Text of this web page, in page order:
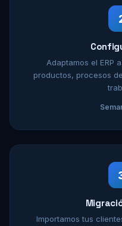
Adaptamos el ERP
productos, procesos
Importamos tus